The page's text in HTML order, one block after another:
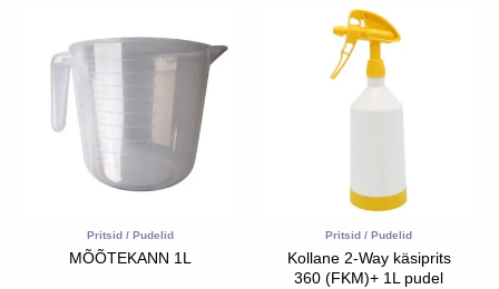
Pritsid / Pudelid
MÕÕTEKANN 1L
Pritsid / Pudelid
Kollane 2-Way käsiprits
360 (FKM)+ 1L pudel